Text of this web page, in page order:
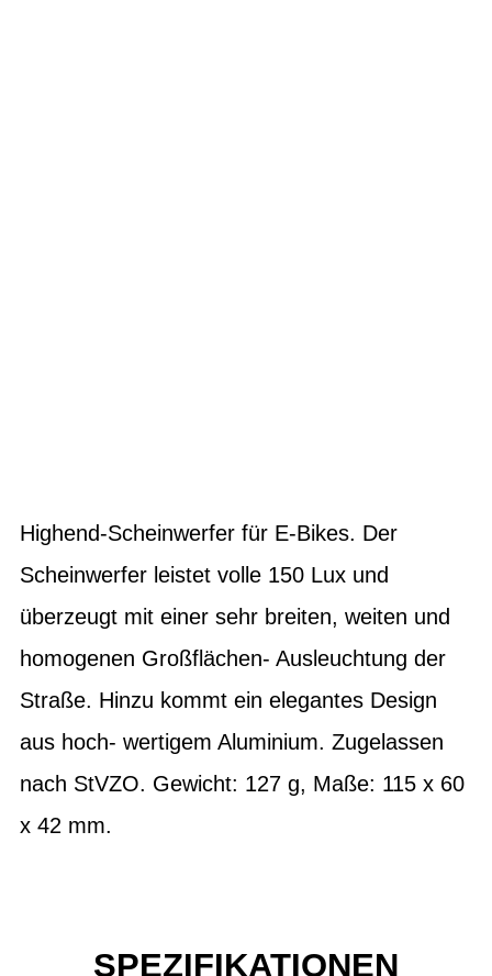
Highend-Scheinwerfer für E-Bikes. Der
Scheinwerfer leistet volle 150 Lux und
überzeugt mit einer sehr breiten, weiten und
homogenen Großflächen- Ausleuchtung der
Straße. Hinzu kommt ein elegantes Design
aus hoch- wertigem Aluminium. Zugelassen
nach StVZO. Gewicht: 127 g, Maße: 115 x 60
x 42 mm.
SPEZIFIKATIONEN